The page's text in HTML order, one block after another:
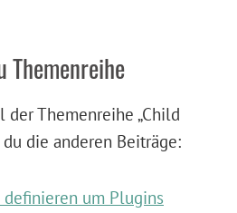
Themenreihe
Themenreihe „Child
die anderen Beiträge:
um Plugins